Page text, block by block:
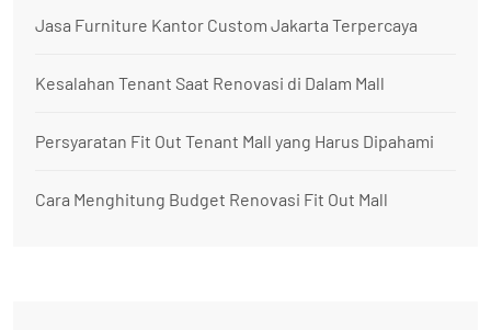
Jasa Furniture Kantor Custom Jakarta Terpercaya
Kesalahan Tenant Saat Renovasi di Dalam Mall
Persyaratan Fit Out Tenant Mall yang Harus Dipahami
Cara Menghitung Budget Renovasi Fit Out Mall